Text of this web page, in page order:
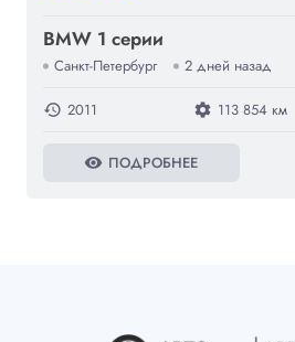
BMW 1 серии
Санкт-Петербург 2 дней назад
history 2011 settings 113 854 км
visibility ПОДРОБНЕЕ